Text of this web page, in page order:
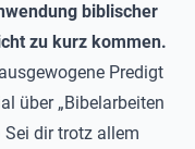
biblischer
zu kurz kommen.
Predigt
über „Bibelarbeiten
Sei dir trotz allem